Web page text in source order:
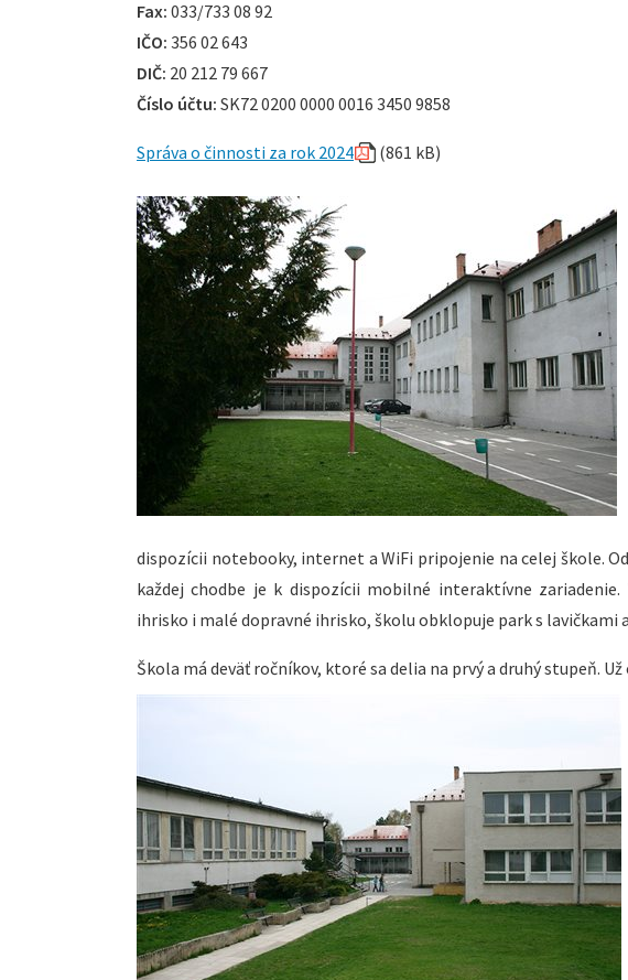
Fax: 033/733 08 92
IČO: 356 02 643
DIČ: 20 212 79 667
Číslo účtu: SK72 0200 0000 0016 3450 9858
Správa o činnosti za rok 2024 (861 kB)
dispozícii notebooky, internet a WiFi pripojenie na celej škole.
každej chodbe je k dispozícii mobilné interaktívne
ihrisko i malé dopravné ihrisko, školu obklopuje park s lavičkami
Škola má deväť ročníkov, ktoré sa delia na prvý a druhý stupeň.